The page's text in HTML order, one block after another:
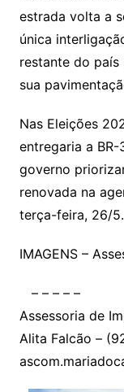
estrada volta a
única
restante do país
sua
Nas Eleições
entregaria a
governo
renovada na
terça-feira, 26/5.
IMAGENS –
– – – – –
Assessoria de
Alita Falcão –